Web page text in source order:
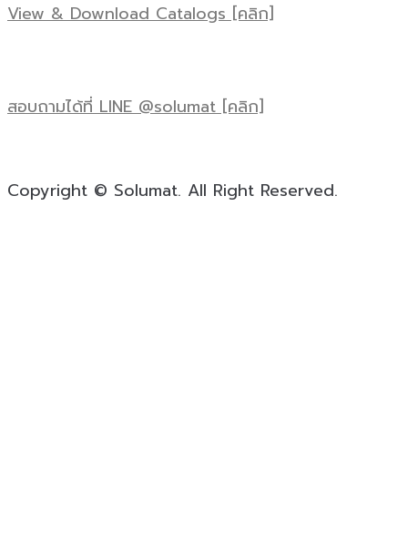
View & Download Catalogs [คลิก]
สอบถามได้ที่ LINE @solumat [คลิก]
Copyright © Solumat. All Right Reserved.